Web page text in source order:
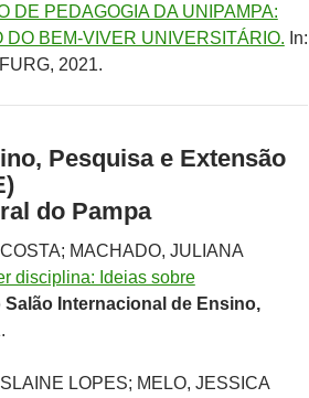
DE PEDAGOGIA DA UNIPAMPA:
DO BEM-VIVER UNIVERSITÁRIO. In:
2021.
Pesquisa e Extensão
do Pampa
MACHADO, JULIANA
disciplina: Ideias sobre
Salão Internacional de Ensino,
LOPES; MELO, JESSICA